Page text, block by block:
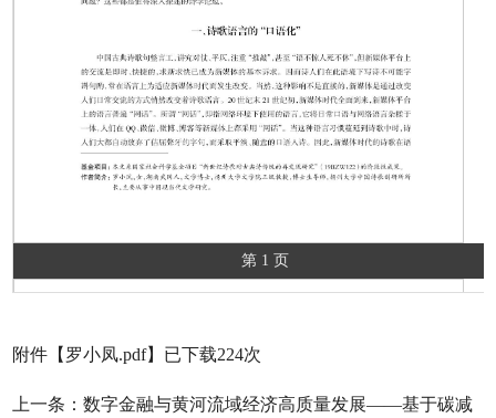
第 1 页
附件【 罗小凤.pdf】已下载224次
上一条：数字金融与黄河流域经济高质量发展——基于碳减